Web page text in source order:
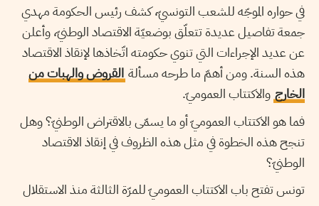
في حواره الموجّه للشعب التونسيّ، كشف رئيس الحكومة مهدي
جمعة تفاصيل عديدة تتعلّق بوضعيّة الاقتصاد الوطنيّ، وأعلن
عن عديد الإجراءات التي تنوي حكومته اتّخاذها لإنقاذ الاقتصاد
هذه السنة. ومن أهمّ ما طرحه مسألة القروض والهبات من
الخارج والاكتتاب العموميّ.
فما هو الاكتتاب العموميّ أو ما يسمّى بالاقتراض الوطنيّ؟ وهل
تنجح هذه الخطوة في مثل هذه الظروف في إنقاذ الاقتصاد
الوطنيّ؟
تونس تفتح باب الاكتتاب العموميّ للمرّة الثالثة منذ الاستقلال